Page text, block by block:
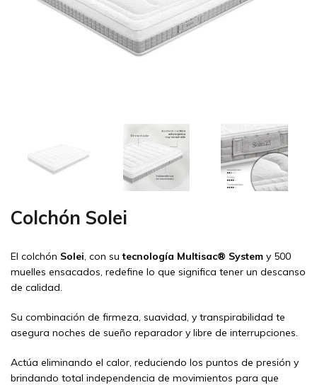
Colchón Solei
El colchón Solei, con sutecnología Multisac® System y 500
muelles ensacados, redefine lo que significa tener un descanso
de calidad.
Su combinación de firmeza, suavidad, y transpirabilidad te
asegura noches de sueño reparador y libre de interrupciones.
Actúa eliminando el calor, reduciendo los puntos de presión y
brindando total independencia de movimientos para que